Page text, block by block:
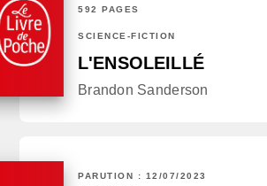
592 PAGES
SCIENCE-FICTION
L'ENSOLEILLÉ
Brandon Sanderson
PARUTION : 12/07/2023